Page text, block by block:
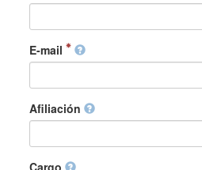
E-mail
Afiliación
Cargo